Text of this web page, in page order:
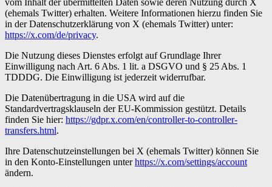
vom Inhalt der übermittelten Daten sowie deren Nutzung durch X
(ehemals Twitter) erhalten. Weitere Informationen hierzu finden Sie
in der Datenschutzerklärung von X (ehemals Twitter) unter:
https://x.com/de/privacy.
Die Nutzung dieses Dienstes erfolgt auf Grundlage Ihrer
Einwilligung nach Art. 6 Abs. 1 lit. a DSGVO und § 25 Abs. 1
TDDDG. Die Einwilligung ist jederzeit widerrufbar.
Die Datenübertragung in die USA wird auf die
Standardvertragsklauseln der EU-Kommission gestützt. Details
finden Sie hier: https://gdpr.x.com/en/controller-to-controller-
transfers.html.
Ihre Datenschutzeinstellungen bei X (ehemals Twitter) können Sie
in den Konto-Einstellungen unterhttps://x.com/settings/account
ändern.